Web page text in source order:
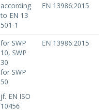
according
to EN 13
501-1
EN 13986:2015
for SWP
10, SWP
30
for SWP
50
jf. EN ISO
10456
EN 13986:2015